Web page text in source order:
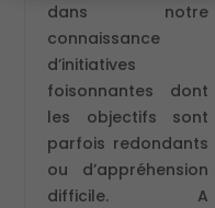
dans notre
connaissance
d’initiatives
foisonnantes dont
les objectifs sont
parfois redondants
ou d’appréhension
difficile. A